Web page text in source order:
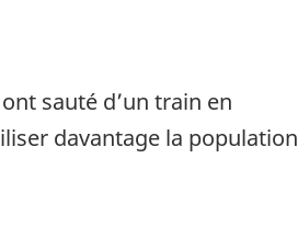
sauté d’un train en
davantage la population